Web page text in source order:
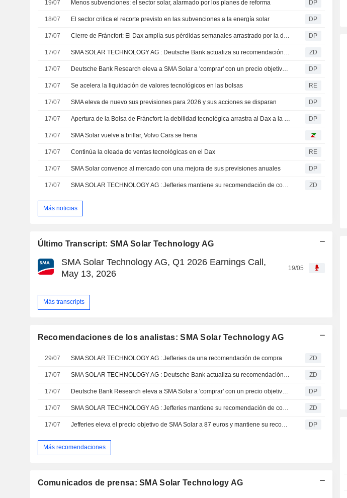
19/07 Menos subvenciones: el sector solar, alarmado por los planes de reforma DP
18/07 El sector critica el recorte previsto en las subvenciones a la energía solar DP
17/07 Cierre de Fráncfort: El Dax amplía sus pérdidas semanales arrastrado por la debilidad tecnológica DP
17/07 SMA SOLAR TECHNOLOGY AG : Deutsche Bank actualiza su recomendación a compra ZD
17/07 Deutsche Bank Research eleva a SMA Solar a 'comprar' con un precio objetivo de 75 euros DP
17/07 Se acelera la liquidación de valores tecnológicos en las bolsas RE
17/07 SMA eleva de nuevo sus previsiones para 2026 y sus acciones se disparan DP
17/07 Apertura de la Bolsa de Fráncfort: la debilidad tecnológica arrastra al Dax a la baja DP
17/07 SMA Solar vuelve a brillar, Volvo Cars se frena
17/07 Continúa la oleada de ventas tecnológicas en el Dax RE
17/07 SMA Solar convence al mercado con una mejora de sus previsiones anuales DP
17/07 SMA SOLAR TECHNOLOGY AG : Jefferies mantiene su recomendación de compra ZD
Más noticias
Último Transcript: SMA Solar Technology AG
SMA Solar Technology AG, Q1 2026 Earnings Call,
May 13, 2026
19/05
Más transcripts
Recomendaciones de los analistas: SMA Solar Technology AG
29/07 SMA SOLAR TECHNOLOGY AG : Jefferies da una recomendación de compra ZD
17/07 ZD
17/07 DP
17/07 ZD
17/07 DP
Más recomendaciones
Comunicados de prensa: SMA Solar Technology AG